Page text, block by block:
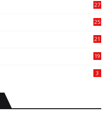
27
25
21
19
3